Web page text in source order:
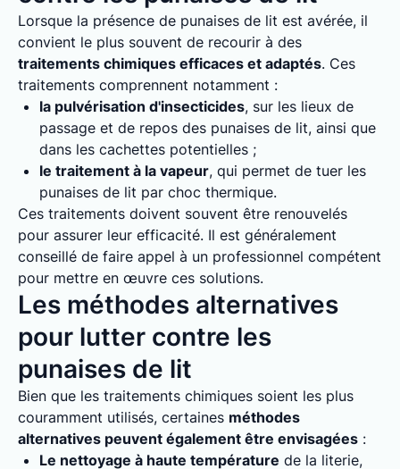
Lorsque la présence de punaises de lit est avérée, il
convient le plus souvent de recourir à des
traitements chimiques efficaces et adaptés. Ces
traitements comprennent notamment :
la pulvérisation d'insecticides, sur les lieux de
passage et de repos des punaises de lit, ainsi que
dans les cachettes potentielles ;
le traitement à la vapeur, qui permet de tuer les
punaises de lit par choc thermique.
Ces traitements doivent souvent être renouvelés
pour assurer leur efficacité. Il est généralement
conseillé de faire appel à un professionnel compétent
pour mettre en œuvre ces solutions.
Les méthodes alternatives
pour lutter contre les
punaises de lit
Bien que les traitements chimiques soient les plus
couramment utilisés, certaines méthodes
alternatives peuvent également être envisagées :
Le nettoyage à haute température de la literie,